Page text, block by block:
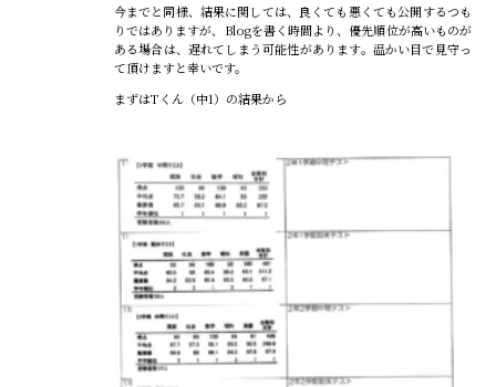
今までと同様、結果に関しては、良くても悪くても公開するつも
りではありますが、Blogを書く時間より、優先順位が高いものが
ある場合は、遅れてしまう可能性があります。温かい目で見守っ
て頂けますと幸いです。
まずはTくん（中1）の結果から